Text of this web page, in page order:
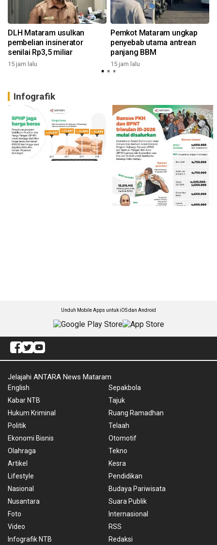
DLH Mataram usulkan
pembelian insinerator
senilai Rp3,5 miliar
15 jam lalu
Pemkot Mataram ungkap
penyebab utama antrean
panjang BBM
15 jam lalu
Infografik
Unduh Mobile Apps untuk iOS dan Android
Jelajahi ANTARA News Mataram
English
Kabar NTB
Hukum Kriminal
Politik
Ekonomi Bisnis
Olahraga
Artikel
Lifestyle
Nasional
Nusantara
Foto
Video
Infografik NTB
Sepakbola
Tajuk
Ruang Ramadhan
Telaah
Otomotif
Tekno
Kesra
Pendidikan
Budaya Pariwisata
Suara Publik
Internasional
RSS
Redaksi